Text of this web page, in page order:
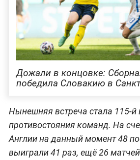
Дожали в концовке:
победила Словакию в
Нынешняя встреча стала 115-й
противостояния команд. На
Англии на данный момент 48
выиграли 41 раз, ещё 26